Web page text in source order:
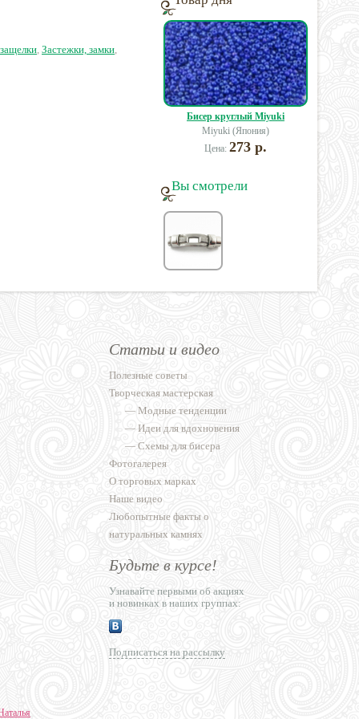
205 руб. 330 руб.
, Застежки, замки,
Бисер круглый Miyuki
Miyuki (Япония)
Цена: 273 р.
Вы смотрели
Статьи и видео
Полезные советы
Творческая мастерская
—Модные тенденции
—Идеи для вдохновения
—Схемы для бисера
Фотогалерея
О торговых марках
Наше видео
Любопытные факты о
натуральных камнях
Будьте в курсе!
Узнавайте первыми об акциях
и новинках в наших группах:
Подписаться на рассылку